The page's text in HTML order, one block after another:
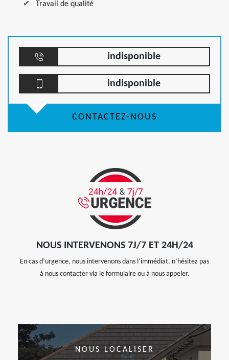
Travail de qualité
indisponible
indisponible
CONTACTEZ-NOUS
NOUS INTERVENONS 7J/7 ET 24H/24
En cas d’urgence, nous intervenons dans l’immédiat, n’hésitez pas
à nous contacter via le formulaire ou à nous appeler.
NOUS LOCALISER